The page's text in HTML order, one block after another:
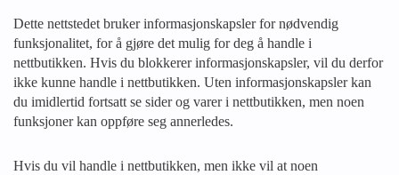
Dette nettstedet bruker informasjonskapsler for nødvendig
funksjonalitet, for å gjøre det mulig for deg å handle i
nettbutikken. Hvis du blokkerer informasjonskapsler, vil du derfor
ikke kunne handle i nettbutikken. Uten informasjonskapsler kan
du imidlertid fortsatt se sider og varer i nettbutikken, men noen
funksjoner kan oppføre seg annerledes.
Hvis du vil handle i nettbutikken, men ikke vil at noen